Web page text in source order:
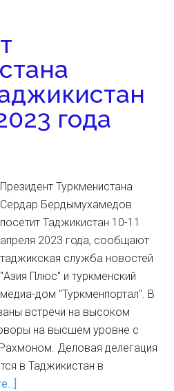
года
Президент Туркменистана
Сердар Бердымухамедов
посетит Таджикистан 10-11
апреля 2023 года, сообщают
таджикская служба новостей
"Азия Плюс" и туркменский
медиа-дом "Туркменпортал". В
встречи на высоком
на высшем уровне с
Деловая делегация
в Таджикистан в